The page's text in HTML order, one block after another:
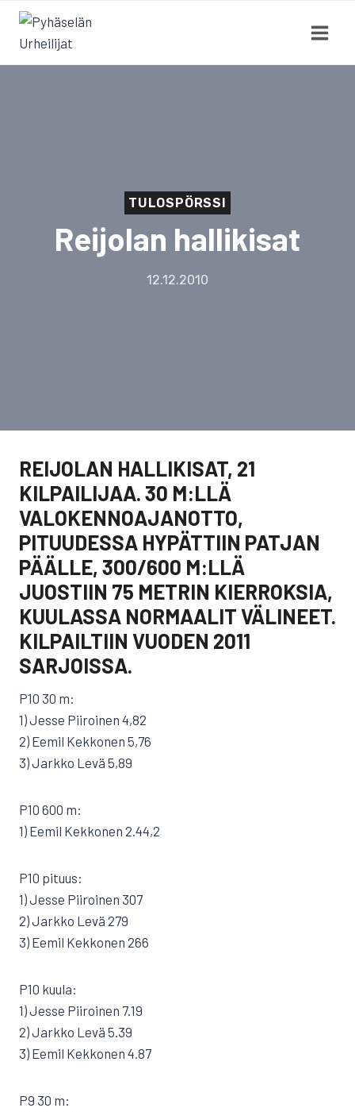
Siirry
sisältöön
TULOSPÖRSSI
Reijolan hallikisat
12.12.2010
REIJOLAN HALLIKISAT, 21
KILPAILIJAA. 30 M:LLÄ
VALOKENNOAJANOTTO,
PITUUDESSA HYPÄTTIIN PATJAN
PÄÄLLE, 300/600 M:LLÄ
JUOSTIIN 75 METRIN KIERROKSIA,
KUULASSA NORMAALIT VÄLINEET.
KILPAILTIIN VUODEN 2011
SARJOISSA.
P10 30 m:
1) Jesse Piiroinen 4,82
2) Eemil Kekkonen 5,76
3) Jarkko Levä 5,89
P10 600 m:
1) Eemil Kekkonen 2.44,2
P10 pituus:
1) Jesse Piiroinen 307
2) Jarkko Levä 279
3) Eemil Kekkonen 266
P10 kuula:
1) Jesse Piiroinen 7.19
2) Jarkko Levä 5.39
3) Eemil Kekkonen 4.87
P9 30 m: